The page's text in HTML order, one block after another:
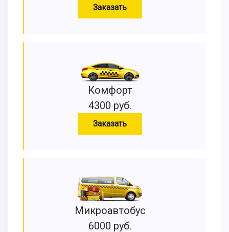
Заказать
Комфорт
4300 руб.
Заказать
Микроавтобус
6000 руб.